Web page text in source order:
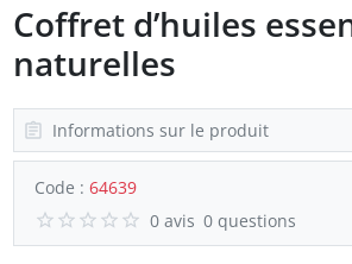
Coffret d’huiles
naturelles
Informations sur le produit
Code : 64639
0 avis 0 questions